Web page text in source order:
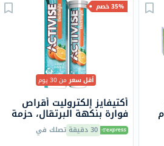
35% خصم
أقل سعرمن 30 يوم
أكتيفايز إلكتروليت أقراص
فوارة بنكهة البرتقال، حزمة
من 20 30 دقيقة تصلك في